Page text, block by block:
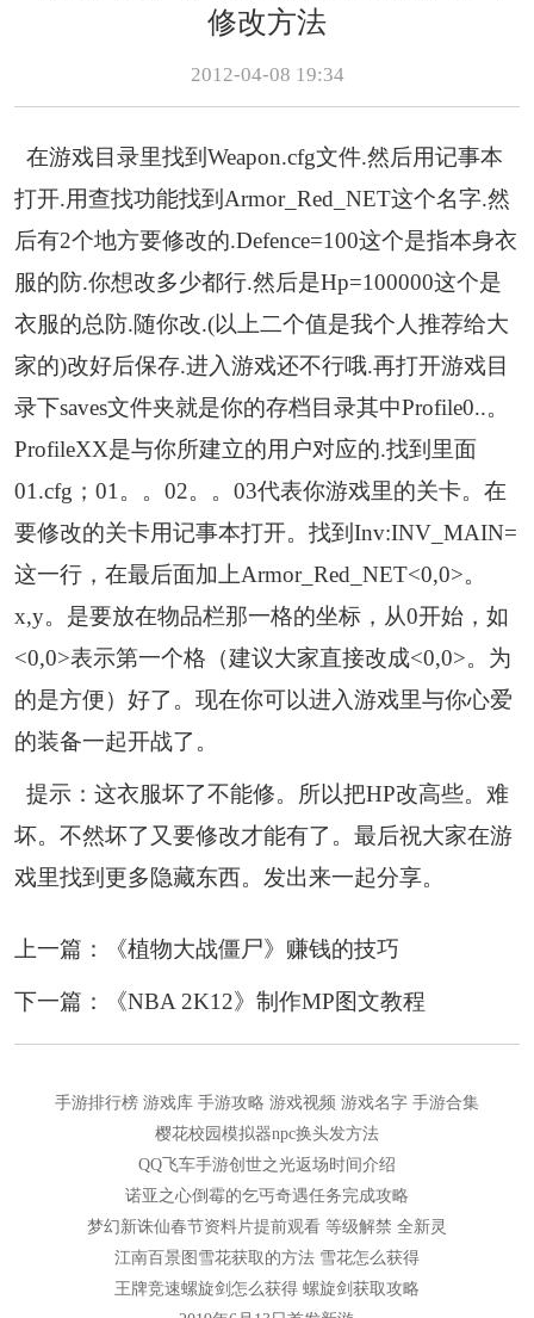
修改方法
2012-04-08 19:34
在游戏目录里找到Weapon.cfg文件.然后用记事本
打开.用查找功能找到Armor_Red_NET这个名字.然
后有2个地方要修改的.Defence=100这个是指本身衣
服的防.你想改多少都行.然后是Hp=100000这个是
衣服的总防.随你改.(以上二个值是我个人推荐给大
家的)改好后保存.进入游戏还不行哦.再打开游戏目
录下saves文件夹就是你的存档目录其中Profile0..。
ProfileXX是与你所建立的用户对应的.找到里面
01.cfg；01。。02。。03代表你游戏里的关卡。在
要修改的关卡用记事本打开。找到Inv:INV_MAIN=
这一行，在最后面加上Armor_Red_NET<0,0>。
x,y。是要放在物品栏那一格的坐标，从0开始，如
<0,0>表示第一个格（建议大家直接改成<0,0>。为
的是方便）好了。现在你可以进入游戏里与你心爱
的装备一起开战了。
提示：这衣服坏了不能修。所以把HP改高些。难
坏。不然坏了又要修改才能有了。最后祝大家在游
戏里找到更多隐藏东西。发出来一起分享。
上一篇： 《植物大战僵尸》赚钱的技巧
下一篇： 《NBA 2K12》制作MP图文教程
手游排行榜 游戏库 手游攻略 游戏视频 游戏名字 手游合集
樱花校园模拟器npc换头发方法
QQ飞车手游创世之光返场时间介绍
诺亚之心倒霉的乞丐奇遇任务完成攻略
梦幻新诛仙春节资料片提前观看 等级解禁 全新灵
江南百景图雪花获取的方法 雪花怎么获得
王牌竞速螺旋剑怎么获得 螺旋剑获取攻略